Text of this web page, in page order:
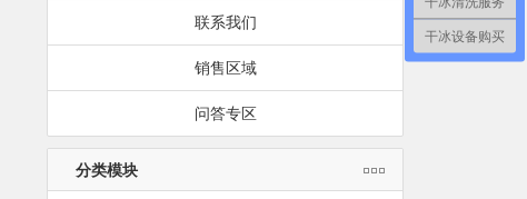
联系我们
销售区域
问答专区
分类模块
干冰设备购买